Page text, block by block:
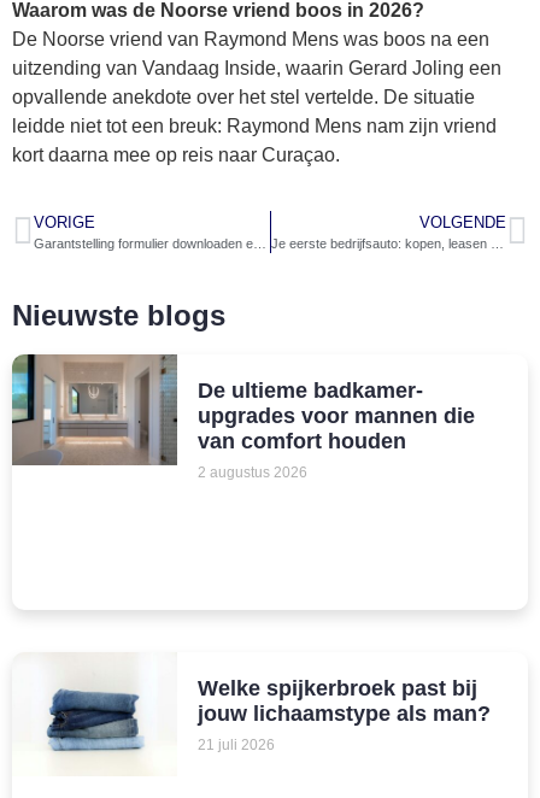
Waarom was de Noorse vriend boos in 2026?
De Noorse vriend van Raymond Mens was boos na een
uitzending van Vandaag Inside, waarin Gerard Joling een
opvallende anekdote over het stel vertelde. De situatie
leidde niet tot een breuk: Raymond Mens nam zijn vriend
kort daarna mee op reis naar Curaçao.
VORIGE VOLGENDE
Nieuwste blogs
De ultieme badkamer-
upgrades voor mannen die
van comfort houden
2 augustus 2026
Welke spijkerbroek past bij
jouw lichaamstype als man?
21 juli 2026